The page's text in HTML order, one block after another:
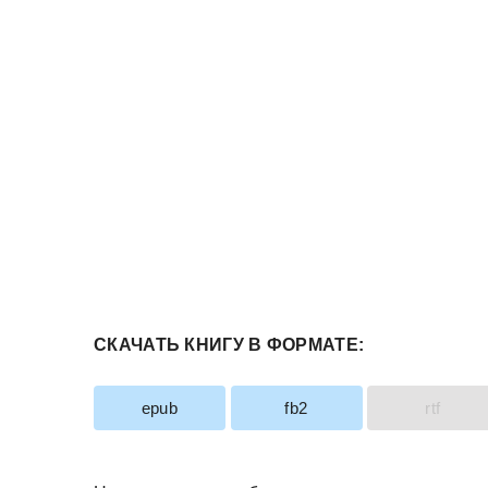
СКАЧАТЬ КНИГУ В ФОРМАТЕ:
epub fb2 rtf